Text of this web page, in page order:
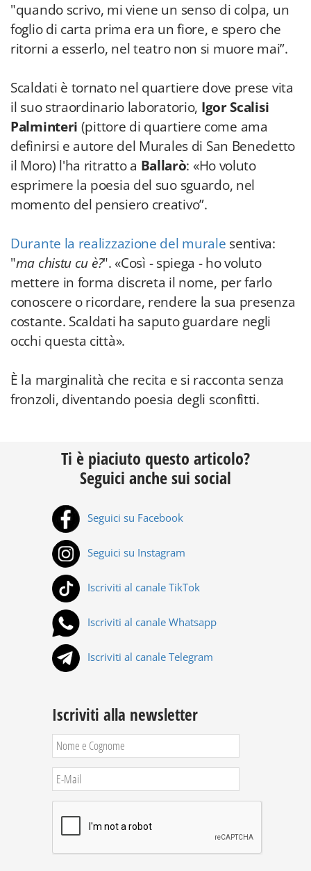
"quando scrivo, mi viene un senso di colpa, un
foglio di carta prima era un fiore, e spero che
ritorni a esserlo, nel teatro non si muore mai”.
Scaldati è tornato nel quartiere dove prese vita
il suo straordinario laboratorio, Igor Scalisi
Palminteri (pittore di quartiere come ama
definirsi e autore del Murales di San Benedetto
il Moro) l'ha ritratto a Ballarò: «Ho voluto
esprimere la poesia del suo sguardo, nel
momento del pensiero creativo”.
Durante la realizzazione del murale sentiva:
"ma chistu cu è?". «Così - spiega - ho voluto
mettere in forma discreta il nome, per farlo
conoscere o ricordare, rendere la sua presenza
costante. Scaldati ha saputo guardare negli
occhi questa città».
È la marginalità che recita e si racconta senza
fronzoli, diventando poesia degli sconfitti.
Ti è piaciuto questo articolo?
Seguici anche sui social
Seguici su Facebook
Seguici su Instagram
Iscriviti al canale TikTok
Iscriviti al canale Whatsapp
Iscriviti al canale Telegram
Iscriviti alla newsletter